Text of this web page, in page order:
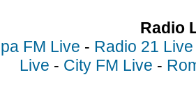
Radio
FM Live - Radio 21 Live
Live - City FM Live -